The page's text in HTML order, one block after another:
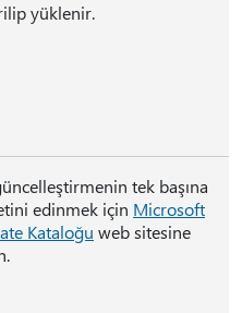
yüklenir.
tek başına
edinmek için Microsoft
Kataloğu web sitesine